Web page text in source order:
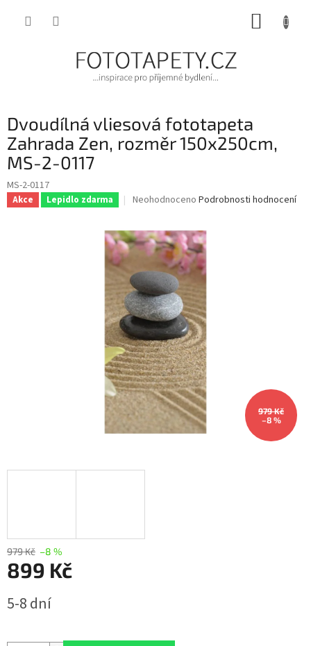
Dvoudílná vliesová fototapeta
Zahrada Zen, rozměr 150x250cm,
MS-2-0117
MS-2-0117
Akce Lepidlo zdarma
Průměrné
je
0,0
5
hvězdiček.
Neohodnoceno Podrobnosti hodnocení
979 Kč
–8 %
979 Kč –8 %
899 Kč
cena:
5-8 dní